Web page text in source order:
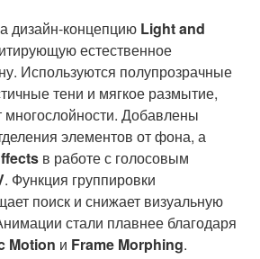
дизайн-концепцию Light and
естественное
Используются полупрозрачные
тени и мягкое размытие,
Добавлены
элементов от фона, а
в работе с голосовым
. Функция группировки
поиск и снижает визуальную
стали плавнее благодаря
Motion и Frame Morphing.